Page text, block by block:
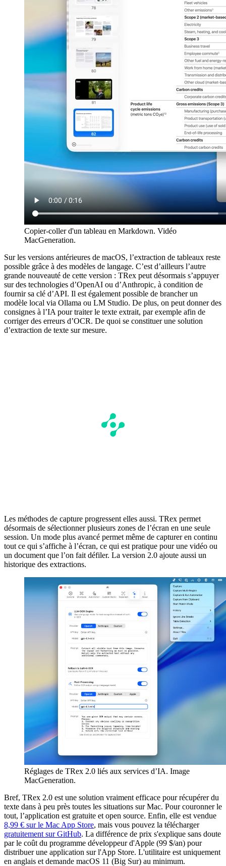
Copier-coller d'un tableau en Markdown. Vidéo
MacGeneration.
Sur les versions antérieures de macOS, l’extraction de tableaux reste
possible grâce à des modèles de langage. C’est d’ailleurs l’autre
grande nouveauté de cette version : TRex peut désormais s’appuyer
sur des technologies d’OpenAI ou d’Anthropic, à condition de
fournir sa clé d’API. Il est également possible de brancher un
modèle local via Ollama ou LM Studio. De plus, on peut donner des
consignes à l’IA pour traiter le texte extrait, par exemple afin de
corriger des erreurs d’OCR. De quoi se constituer une solution
d’extraction de texte sur mesure.
Les méthodes de capture progressent elles aussi. TRex permet
désormais de sélectionner plusieurs zones de l’écran en une seule
session. Un mode plus avancé permet même de capturer en continu
tout ce qui s’affiche à l’écran, ce qui est pratique pour une vidéo ou
un document que l’on fait défiler. La version 2.0 ajoute aussi un
historique des extractions.
Réglages de TRex 2.0 liés aux services d’IA. Image
MacGeneration.
Bref, TRex 2.0 est une solution vraiment efficace pour récupérer du
texte dans à peu près toutes les situations sur Mac. Pour couronner le
tout, l’application est gratuite et open source. Enfin, elle est vendue
8,99 € sur le Mac App Store, mais vous pouvez la télécharger
gratuitement sur GitHub. La différence de prix s'explique sans doute
par le coût du programme développeur d'Apple (99 $/an) pour
distribuer une application sur l'App Store. L'utilitaire est uniquement
en anglais et demande macOS 11 (Big Sur) au minimum.